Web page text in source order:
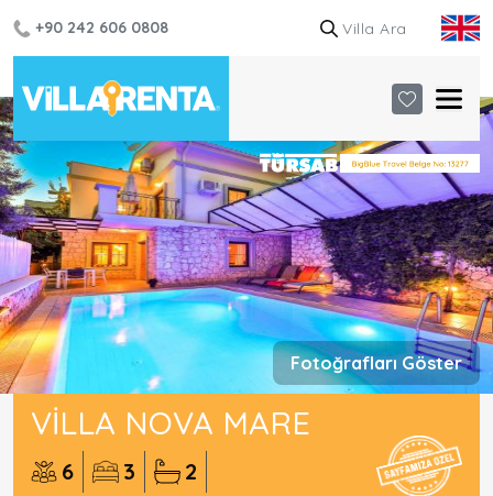
+90 242 606 0808
Fotoğrafları Göster
VILLA NOVA MARE
6 3 2